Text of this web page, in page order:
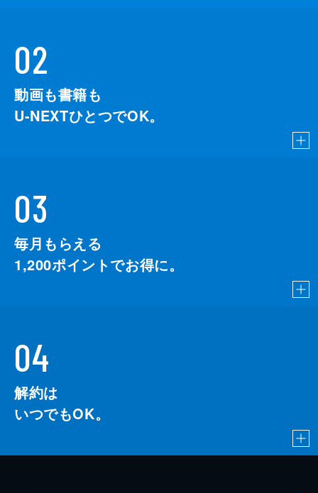
02
動画も書籍も
U-NEXTひとつでOK。
03
毎月もらえる
1,200ポイントでお得に。
04
解約は
いつでもOK。